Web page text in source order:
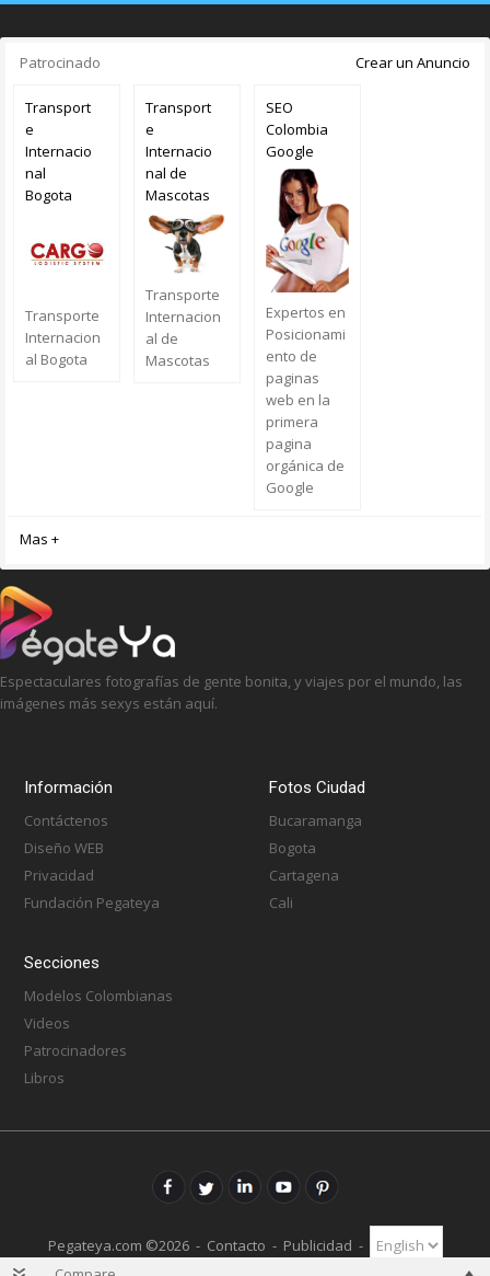
Patrocinado Crear un Anuncio
Transport
e
Internacio
nal
Bogota
Transporte
Internacion
al Bogota
Transport
e
Internacio
nal de
Mascotas
Transporte
Internacion
al de
Mascotas
SEO
Colombia
Google
Expertos en
Posicionami
ento de
paginas
web en la
primera
pagina
orgánica de
Google
Mas +
Espectaculares fotografías de gente bonita, y viajes por el mundo, las
imágenes más sexys están aquí.
Información
Contáctenos
Diseño WEB
Privacidad
Fundación Pegateya
Fotos Ciudad
Bucaramanga
Bogota
Cartagena
Cali
Secciones
Modelos Colombianas
Videos
Patrocinadores
Libros
Pegateya.com ©2026 - Contacto - Publicidad -